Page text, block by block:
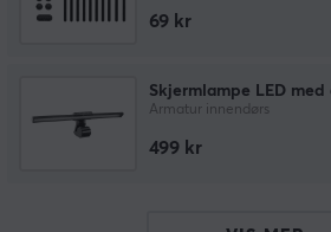
69 kr
Skjermlampe LED med
Armatur innendørs
499 kr